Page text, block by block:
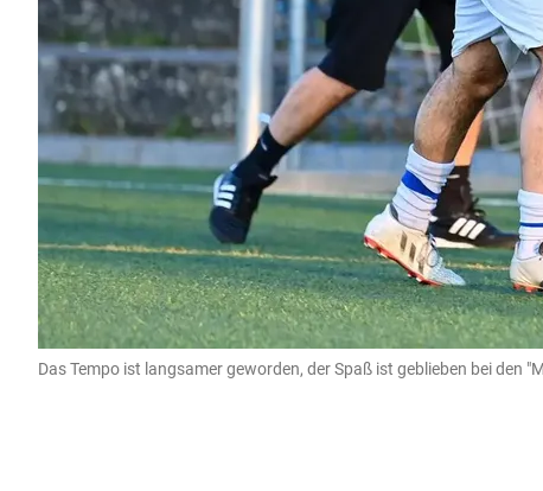
Das Tempo ist langsamer geworden, der Spaß ist geblieben bei den